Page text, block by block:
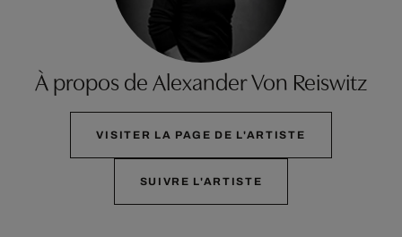
À propos de Alexander Von Reiswitz
VISITER LA PAGE DE L'ARTISTE
SUIVRE L'ARTISTE